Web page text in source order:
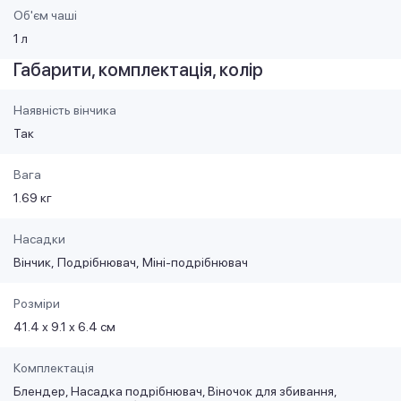
Об'єм чаші
1 л
Габарити, комплектація, колір
Наявність вінчика
Так
Вага
1.69 кг
Насадки
Вінчик Подрібнювач Міні-подрібнювач
Розміри
41.4 х 9.1 х 6.4 см
Комплектація
Блендер, Насадка подрібнювач, Віночок для збивання,